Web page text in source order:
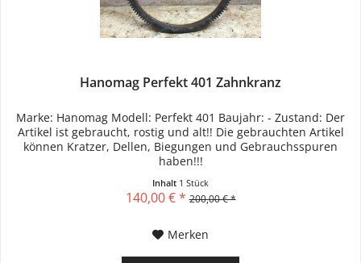
Hanomag Perfekt 401 Zahnkranz
Marke: Hanomag Modell: Perfekt 401 Baujahr: - Zustand: Der
Artikel ist gebraucht, rostig und alt!! Die gebrauchten Artikel
können Kratzer, Dellen, Biegungen und Gebrauchsspuren
haben!!!
Inhalt 1 Stück
140,00 € * 200,00 € *
Merken